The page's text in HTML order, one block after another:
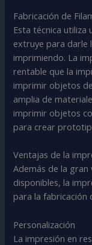
Fabricación de
Esta técnica utiliza
extruye para darle
imprimiendo. La
rentable que la
imprimir objetos
amplia de
imprimir objetos
para crear
Ventajas de la
Además de la
disponibles, la
para la fabricación
Personalización
La impresión en